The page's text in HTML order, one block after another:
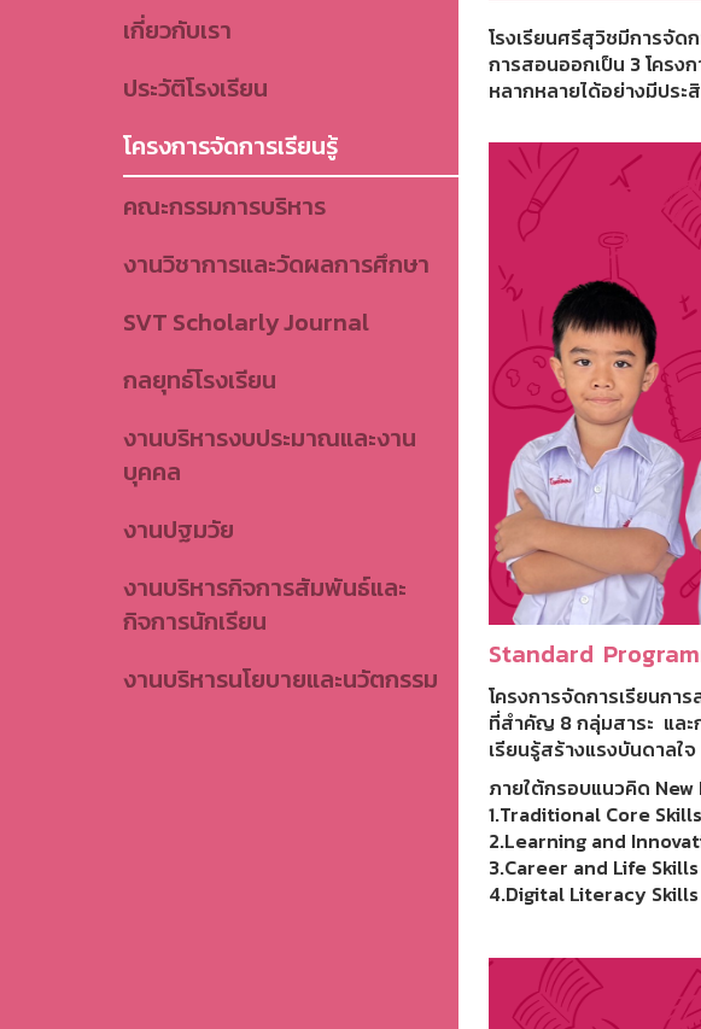
เกี่ยวกับเรา
ประวัติโรงเรียน
โครงการจัดการเรียนรู้
คณะกรรมการบริหาร
งานวิชาการและวัดผลการศึกษา
SVT Scholarly Journal
กลยุทธ์โรงเรียน
งานบริหารงบประมาณและงาน
บุคคล
งานปฐมวัย
งานบริหารกิจการสัมพันธ์และ
กิจการนักเรียน
งานบริหารนโยบายและนวัตกรรม
โรงเรียนศรีสุวิชมีการจั
การสอนออกเป็น 3 โคร
หลากหลายได้อย่างมีประ
Standard
โครงการจัดการเรียนก
ที่สำคัญ 8 กลุ่มสาระ และ
เรียนรู้สร้างแรงบันดาลใ
ภายใต้กรอบแนวคิด New
1.Traditional Core
2.Learning and
3.Career and Life
4.Digital Literacy